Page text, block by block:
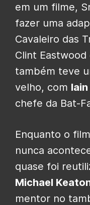
em um filme,
fazer uma
Cavaleiro das
Clint
também teve
velho, com
chefe da Bat-
Enquanto o
nunca
quase foi
Michael
mentor no